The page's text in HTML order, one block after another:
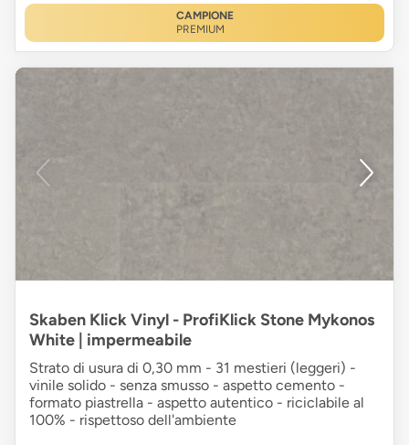
CAMPIONE
PREMIUM
Skaben Klick Vinyl - ProfiKlick Stone Mykonos
White | impermeabile
Strato di usura di 0,30 mm - 31 mestieri (leggeri) -
vinile solido - senza smusso - aspetto cemento -
formato piastrella - aspetto autentico - riciclabile al
100% - rispettoso dell'ambiente